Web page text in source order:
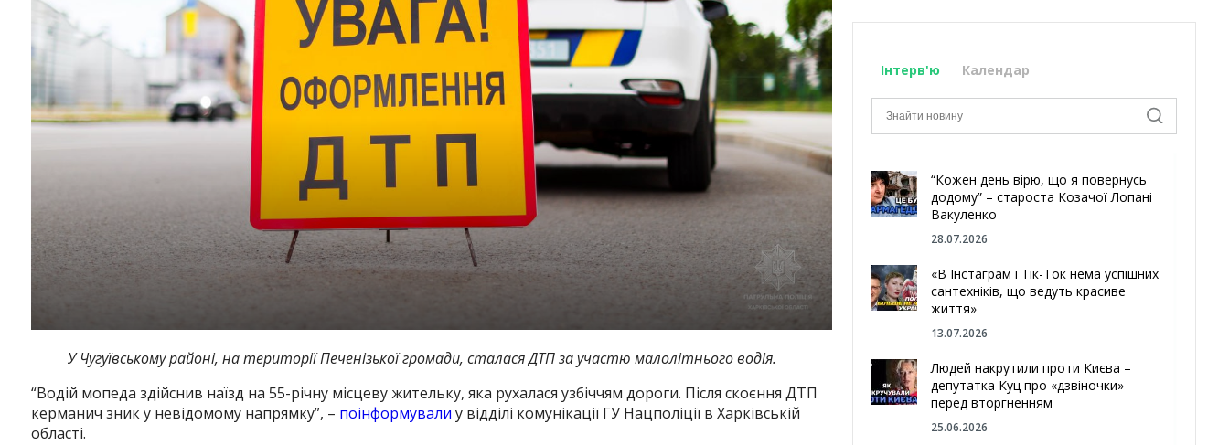
У Чугуївському районі, на території Печенізької громади, сталася ДТП за участю малолітнього водія.
“Водій мопеда здійснив наїзд на 55-річну місцеву жительку, яка рухалася узбіччям дороги. Після скоєння ДТП
керманич зник у невідомому напрямку”, – поінформували у відділі комунікації ГУ Нацполіції в Харківській
області.
Інтерв'ю Календар
“Кожен день вірю, що я повернусь
додому” – староста Козачої Лопані
Вакуленко
28.07.2026
«В Інстаграм і Тік-Ток нема успішних
сантехніків, що ведуть красиве
життя»
13.07.2026
Людей накрутили проти Києва –
депутатка Куц про «дзвіночки»
перед вторгненням
25.06.2026